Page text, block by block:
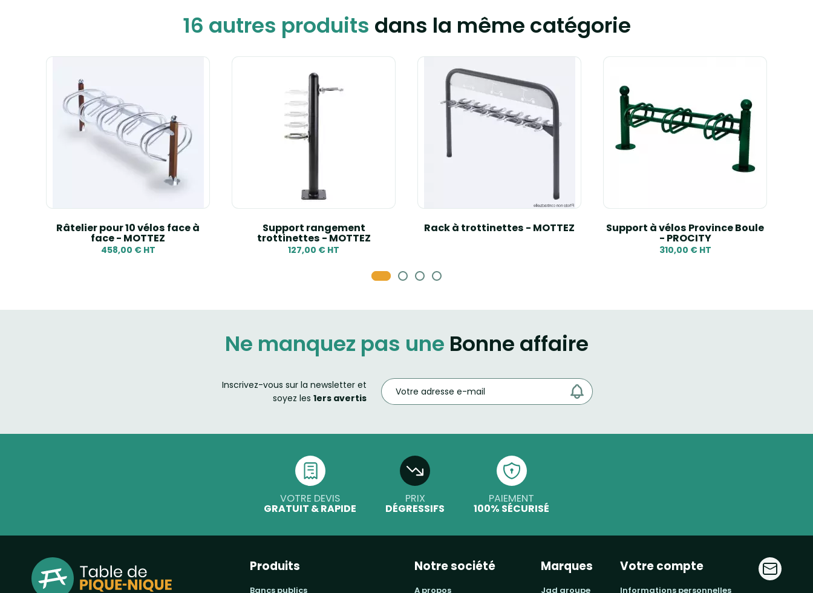
16 autres produits dans la même catégorie
Râtelier pour 10 vélos face à
face - MOTTEZ
458,00 € HT
Support rangement
trottinettes - MOTTEZ
127,00 € HT
Rack à trottinettes - MOTTEZ Support à vélos Province Boule
- PROCITY
310,00 € HT
Ne manquez pas une Bonne affaire
Inscrivez-vous sur la newsletter et
soyez les 1ers avertis
VOTRE DEVIS
GRATUIT & RAPIDE
PRIX
DÉGRESSIFS
PAIEMENT
100% SÉCURISÉ
Produits
bancs publics
Notre société
a propos
Marques
jad groupe
Votre compte
informations personnelles